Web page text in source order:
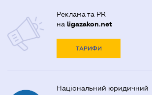
Реклама та PR
на ligazakon.net
ТАРИФИ
Національний юридичний